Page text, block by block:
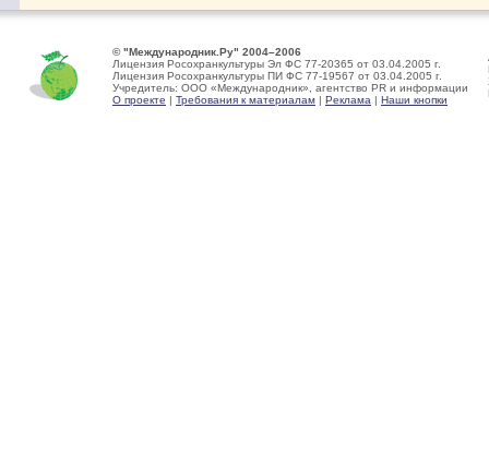
© "Международник.Ру" 2004–2006
Лицензия Росохранкультуры Эл ФС 77-20365 от 03.04.2005 г.
Лицензия Росохранкультуры ПИ ФС 77-19567 от 03.04.2005 г.
Учредитель: ООО «Международник», агентство PR и информации
О проекте | Требования к материалам | Реклама | Наши кнопки